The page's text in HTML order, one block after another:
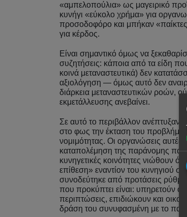
«αμπελοπούλια» ως μαγειρικό
κυνήγι «εύκολο χρήμα» για
προσοδοφόρο και μπήκαν
για κέρδος.
Είναι σημαντικό όμως να
συζητήσεις: κάποια από τα είδη
κοινά μεταναστευτικά) δεν
αξιολόγηση — όμως αυτό δεν
διάρκεια μεταναστευτικών ροών,
εκμετάλλευσης ανεβαίνει.
Σε αυτό το περιβάλλον ανέπτυξαν
στο φως την έκταση του
νομιμότητας. Οι οργανώσεις αυτές
καταπολέμηση της παράνομης
κυνηγετικές κοινότητες νιώθουν
επίθεση» εναντίον του κυνηγιού
συνοδεύτηκε από προτάσεις
που προκύπτει είναι: υπηρετούν
περιπτώσεις, επιδιώκουν και
δράση του συνυφασμένη με το